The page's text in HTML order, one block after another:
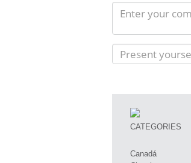
CATEGORIES
Canadá